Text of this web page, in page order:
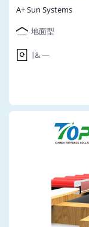
A+ Sun Systems
地面型
∣ & ―